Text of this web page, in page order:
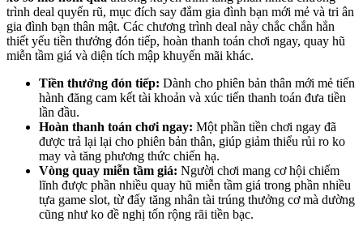
trình deal quyến rũ, mục đích say đắm gia đình bạn mới mẻ và tri ân
gia đình bạn thân mật. Các chương trình deal này chắc chắn hẳn
thiết yếu tiền thưởng đón tiếp, hoàn thanh toán chơi ngay, quay hũ
miễn tầm giá và diện tích mập khuyến mãi khác.
Tiền thưởng đón tiếp: Dành cho phiên bản thân mới mẻ tiến
hành đăng cam kết tài khoản và xúc tiến thanh toán đưa tiền
lần đầu.
Hoàn thanh toán chơi ngay: Một phần tiền chơi ngay đã
được trả lại lại cho phiên bản thân, giúp giảm thiểu rủi ro ko
may và tăng phương thức chiến hạ.
Vòng quay miễn tầm giá: Người chơi mang cơ hội chiếm
lĩnh được phần nhiều quay hũ miễn tầm giá trong phần nhiều
tựa game slot, từ đấy tăng nhân tài trúng thưởng cơ mà dường
cũng như ko đề nghị tốn rộng rãi tiền bạc.